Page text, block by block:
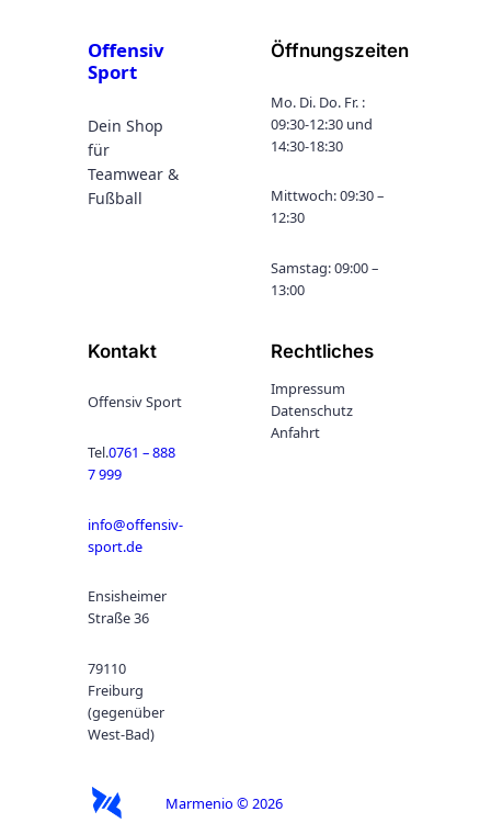
Offensiv
Sport
Dein Shop
für
Teamwear &
Fußball
Öffnungszeiten
Mo. Di. Do. Fr. :
09:30-12:30 und
14:30-18:30
Mittwoch: 09:30 –
12:30
Samstag: 09:00 –
13:00
Kontakt
Offensiv Sport
Tel.0761 – 888
7 999
info@offensiv-
sport.de
Ensisheimer
Straße 36
79110
Freiburg
(gegenüber
West-Bad)
Rechtliches
Impressum
Datenschutz
Anfahrt
Marmenio © 2026